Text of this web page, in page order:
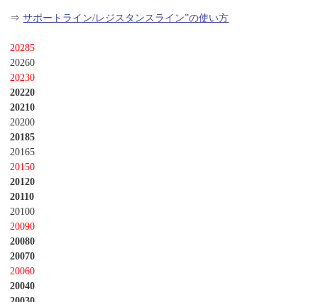
⇒サポートライン/レジスタンスライン”の使い方
20285
20260
20230
20220
20210
20200
20185
20165
20150
20120
20110
20100
20090
20080
20070
20060
20040